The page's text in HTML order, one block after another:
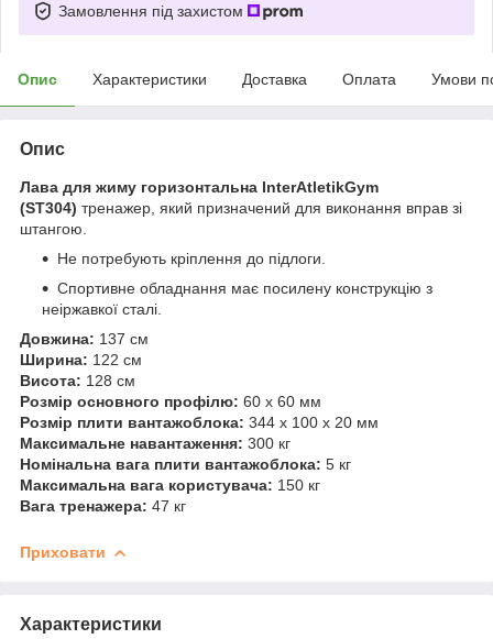
Замовлення під захистом
Опис Характеристики Доставка Оплата Умови
Опис
Лава для жиму горизонтальна InterAtletikGym
(ST304) тренажер, який призначений для виконання вправ зі
штангою.
Не потребують кріплення до підлоги.
Спортивне обладнання має посилену конструкцію з
неіржавкої сталі.
Довжина: 137 см
Ширина: 122 см
Висота: 128 см
Розмір основного профілю: 60 х 60 мм
Розмір плити вантажоблока: 344 х 100 х 20 мм
Максимальне навантаження: 300 кг
Номінальна вага плити вантажоблока: 5 кг
Максимальна вага користувача: 150 кг
Вага тренажера: 47 кг
Приховати
Характеристики